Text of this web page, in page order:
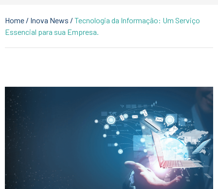
Home / Inova News / Tecnologia da Informação: Um Serviço
Essencial para sua Empresa.